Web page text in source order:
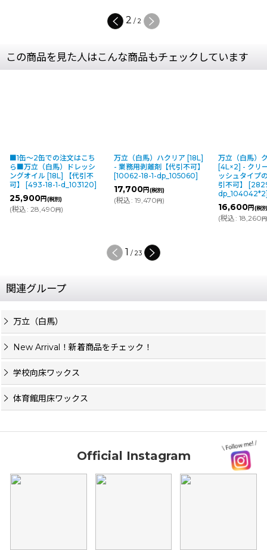
2 / 2
この商品を見た人はこんな商品もチェックしています
■1缶〜2缶での注文はこち
ら■万立（白馬）ドレッシ
ングオイル [18L] 【代引不
可】
[493-18-1-d_103120]
25,900円(税別)
(税込: 28,490円)
万立（白馬）ハクリア [18L]
- 業務用剥離剤【代引不可】
[10062-18-1-dp_105060]
17,700円(税別)
(税込: 19,470円)
万立（白馬）
[4L×2] - クリ
ッシュタイプ
引不可】
[
dp_104042*2
16,600円(税
(税込: 18,260円
1 / 23
関連グループ
万立（白馬）
New Arrival！新着商品をチェック！
学校向床ワックス
体育館用床ワックス
Official Instagram